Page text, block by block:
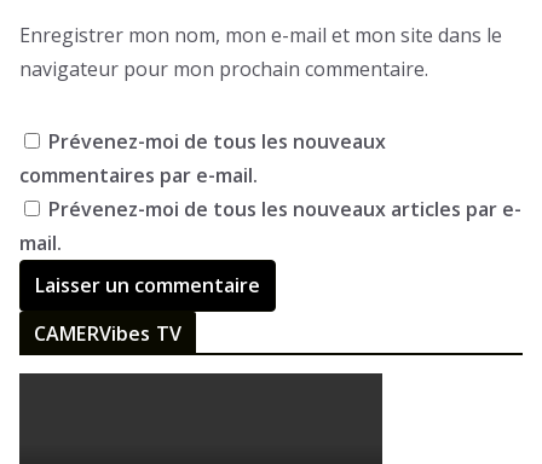
Enregistrer mon nom, mon e-mail et mon site dans le
navigateur pour mon prochain commentaire.
Prévenez-moi de tous les nouveaux
commentaires par e-mail.
Prévenez-moi de tous les nouveaux articles par e-
mail.
CAMERVibes TV